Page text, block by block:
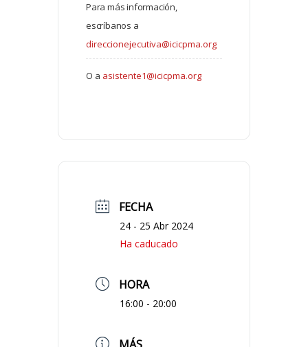
Para más información,
escríbanos a
direccionejecutiva@icicpma.org
O a asistente1@icicpma.org
FECHA
24 - 25 Abr 2024
Ha caducado
HORA
16:00 - 20:00